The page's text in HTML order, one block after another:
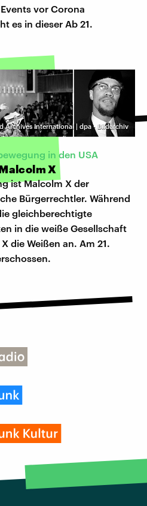
vor Corona
es in dieser Ab 21.
Archives International | dpa - Bildarchiv
in den USA
X
ist Malcolm X der
Bürgerrechtler. Während
gleichberechtigte
in die weiße Gesellschaft
die Weißen an. Am 21.